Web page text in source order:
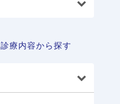
診療内容から探す